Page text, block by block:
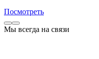
Посмотреть
Мы всегда на связи